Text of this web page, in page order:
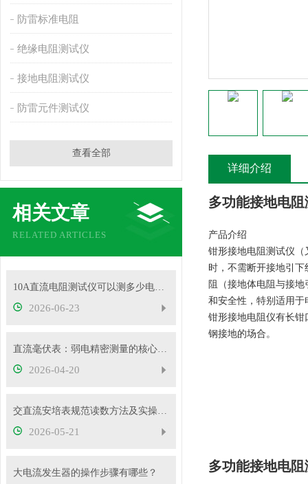
防雷标准电阻
绝缘电阻测试仪
接地电阻测试仪
防雷元件测试仪
查看全部
相关文章
RELATED ARTICLES
10A直流电阻测试仪可以测多少电压的变压器？
2026-06-23
直流毫伏表：弱电精密测量的核心工具
2026-04-20
交直流安培表规范读数方法及实操要点
2026-05-21
大电流发生器的操作步骤有哪些？
详细介绍
多功能接地电
产品介绍
钳形接地电阻测试仪（
时，不需断开接地引
阻（接地体电阻与接
和安全性，特别适用
钳形接地电阻仪有长
钢接地的场合。
多功能接地电